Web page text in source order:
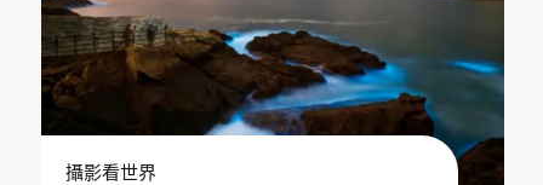
攝影看世界